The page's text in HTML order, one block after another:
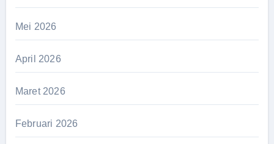
Mei 2026
April 2026
Maret 2026
Februari 2026